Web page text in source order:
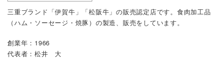
三重ブランド「伊賀牛」「松阪牛」の販売認定店です。食肉加工品
（ハム・ソーセージ・焼豚）の製造、販売をしています。
創業年：1966
代表者：松井 大